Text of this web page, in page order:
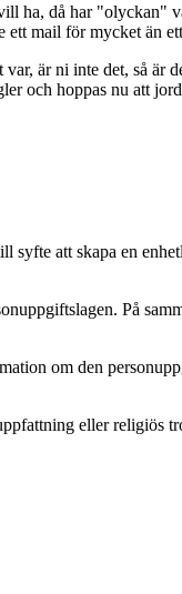
ha, då har "olyckan"
ett mail för mycket än
är ni inte det, så
och hoppas nu att
att skapa en
På
om den
eller religiös